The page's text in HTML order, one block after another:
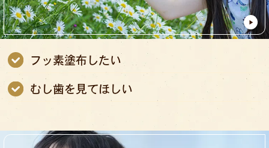
フッ素塗布したい
むし歯を見てほしい